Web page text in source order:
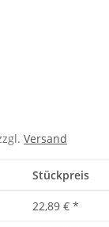
Versand
Stückpreis
22,89 € *